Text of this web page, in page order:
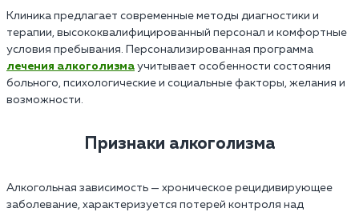
Клиника предлагает современные методы диагностики и
терапии, высококвалифицированный персонал и комфортные
условия пребывания. Персонализированная программа
лечения алкоголизма учитывает особенности состояния
больного, психологические и социальные факторы, желания и
возможности.
Признаки алкоголизма
Алкогольная зависимость — хроническое рецидивирующее
заболевание, характеризуется потерей контроля над